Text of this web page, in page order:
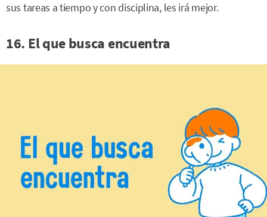
sus tareas a tiempo y con disciplina, les irá mejor.
16. El que busca encuentra